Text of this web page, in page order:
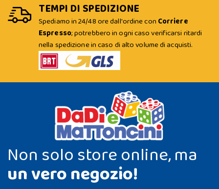
TEMPI DI SPEDIZIONE
Spediamo in 24/48 ore dall'ordine con Corriere
Espresso; potrebbero in ogni caso verificarsi ritardi
nella spedizione in caso di alto volume di acquisti.
Non solo store online, ma
un vero negozio!